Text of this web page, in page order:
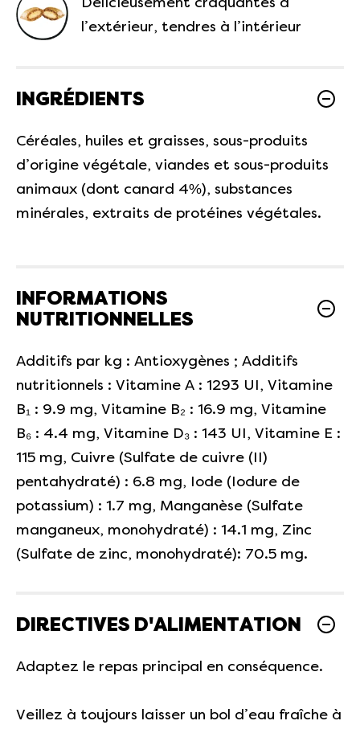
l’extérieur, tendres à l’intérieur
INGRÉDIENTS
Céréales, huiles et graisses, sous-produits
d’origine végétale, viandes et sous-produits
animaux (dont canard 4%), substances
minérales, extraits de protéines végétales.
INFORMATIONS
NUTRITIONNELLES
Additifs par kg : Antioxygènes ; Additifs
nutritionnels : Vitamine A : 1293 UI, Vitamine
B₁ : 9.9 mg, Vitamine B₂ : 16.9 mg, Vitamine
B₆ : 4.4 mg, Vitamine D₃ : 143 UI, Vitamine E :
115 mg, Cuivre (Sulfate de cuivre (II)
pentahydraté) : 6.8 mg, Iode (Iodure de
potassium) : 1.7 mg, Manganèse (Sulfate
manganeux, monohydraté) : 14.1 mg, Zinc
(Sulfate de zinc, monohydraté): 70.5 mg.
DIRECTIVES D'ALIMENTATION
Adaptez le repas principal en conséquence.
Veillez à toujours laisser un bol d’eau fraîche à